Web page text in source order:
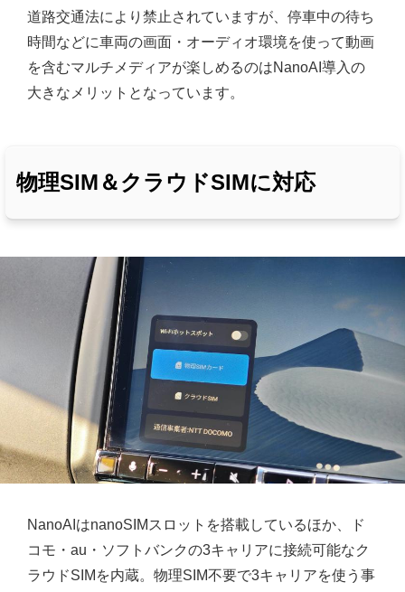
道路交通法により禁止されていますが、停車中の待ち
時間などに車両の画面・オーディオ環境を使って動画
を含むマルチメディアが楽しめるのはNanoAI導入の
大きなメリットとなっています。
物理SIM＆クラウドSIMに対応
NanoAIはnanoSIMスロットを搭載しているほか、ド
コモ・au・ソフトバンクの3キャリアに接続可能なク
ラウドSIMを内蔵。物理SIM不要で3キャリアを使う事